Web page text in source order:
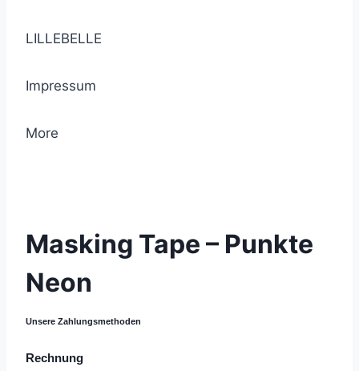
LILLEBELLE
Impressum
More
Masking Tape – Punkte
Neon
Unsere Zahlungsmethoden
Rechnung